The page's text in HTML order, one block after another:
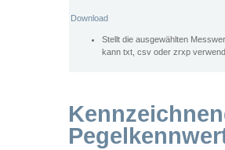
Download
Stellt die ausgewählten
kann txt, csv oder zrxp